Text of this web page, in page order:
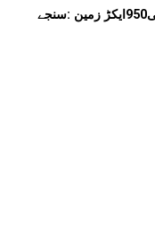
اوڈیشہ میں قبائلیوں سے زبردستی چھینی گئی950ایکڑ زمین :سنجے